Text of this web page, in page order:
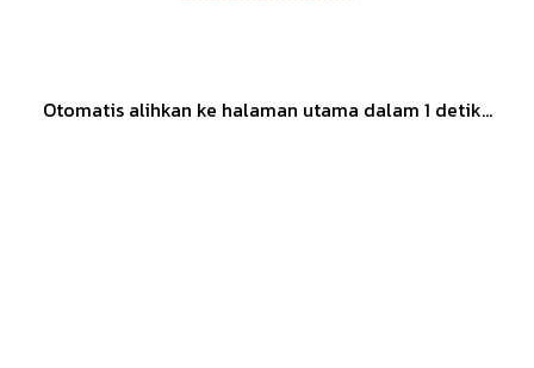
Otomatis alihkan ke halaman utama dalam 1 detik...